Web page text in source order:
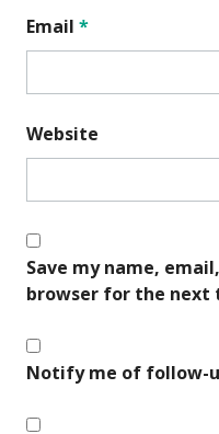
Email *
Website
Save my name,
browser for the next
Notify me of follow-